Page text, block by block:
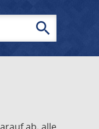
search